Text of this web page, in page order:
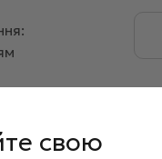
свою
30